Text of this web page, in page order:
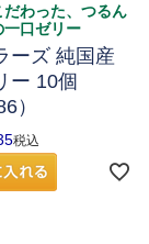
だわった、つるん
一口ゼリー
ーズ 純国産
ー 10個
）
税込